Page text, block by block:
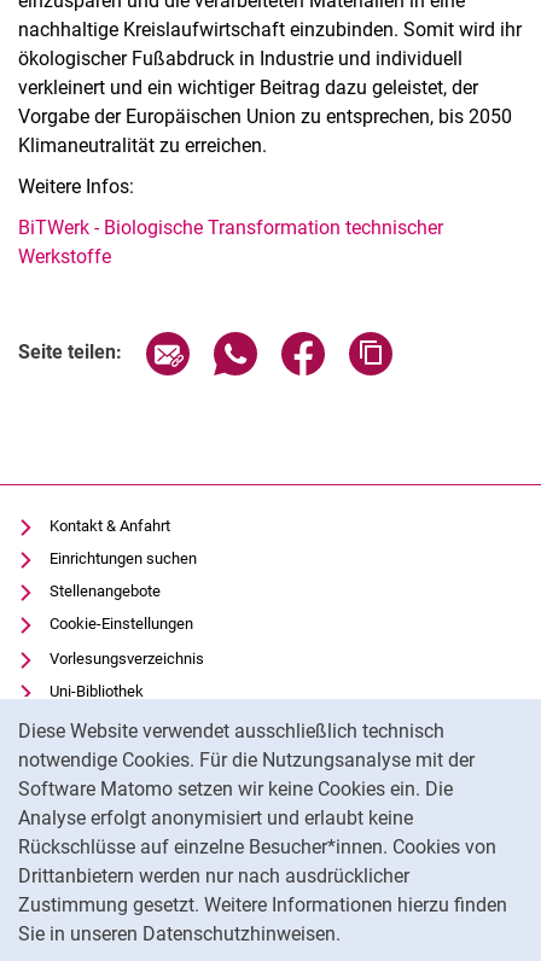
Diese Website verwendet ausschließlich technisch
notwendige Cookies. Für die Nutzungsanalyse mit der
Software Matomo setzen wir keine Cookies ein. Die
Analyse erfolgt anonymisiert und erlaubt keine
Rückschlüsse auf einzelne Besucher*innen. Cookies von
Drittanbietern werden nur nach ausdrücklicher
Zustimmung gesetzt. Weitere Informationen hierzu finden
Sie in unseren Datenschutzhinweisen.
nachhaltige Kreislaufwirtschaft einzubinden. Somit wird ihr
ökologischer Fußabdruck in Industrie und individuell
verkleinert und ein wichtiger Beitrag dazu geleistet, der
Vorgabe der Europäischen Union zu entsprechen, bis 2050
Klimaneutralität zu erreichen.
Weitere Infos:
BiTWerk - Biologische Transformation technischer
Werkstoffe
Seite teilen: Seite über E-Mail teilen
Seite über WhatsApp teilen
Seite über Facebook
Kontakt & Anfahrt
Einrichtungen suchen
Stellenangebote
Cookie-Einstellungen
Vorlesungsverzeichnis
Uni-Bibliothek
Moodle
Panopto
Datenschutz
Barrierefreiheit
Transparenter KI-Einsatz